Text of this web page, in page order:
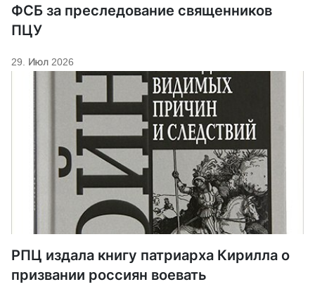
ФСБ за преследование священников
ПЦУ
29. Июл 2026
РПЦ издала книгу патриарха Кирилла о
призвании россиян воевать